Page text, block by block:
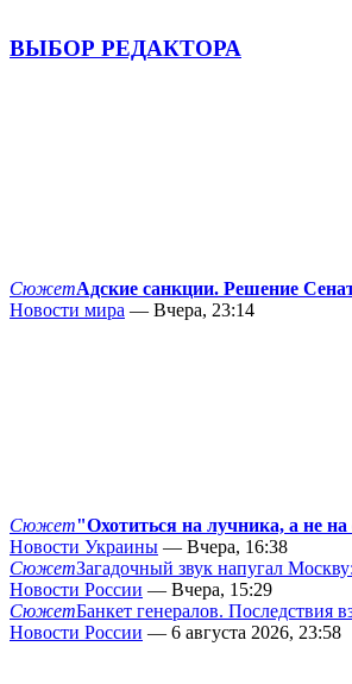
ВЫБОР РЕДАКТОРА
СюжетАдские санкции. Решение
Новости мира — Вчера, 23:14
Сюжет"Охотиться на лучника, а не
Новости Украины — Вчера, 16:38
СюжетЗагадочный звук напугал
Новости России — Вчера, 15:29
СюжетБанкет генералов. Последствия
Новости России — 6 августа 2026, 23:58